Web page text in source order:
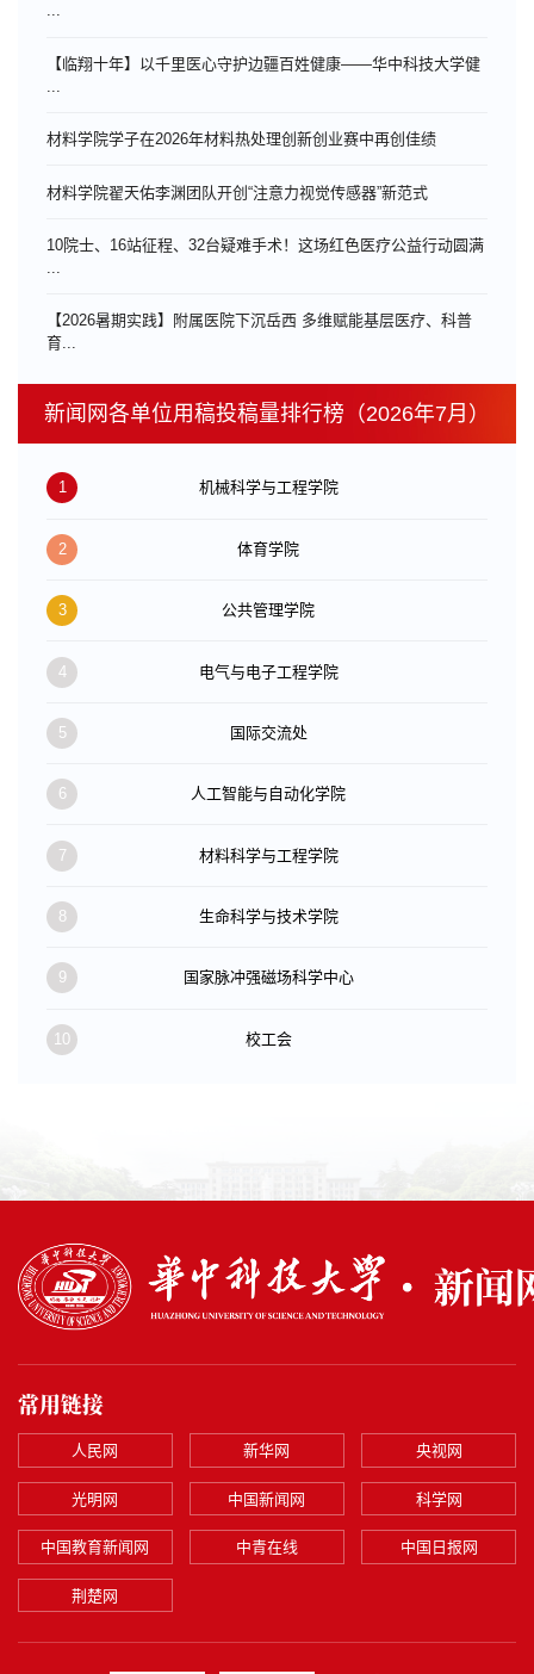
...
【临翔十年】以千里医心守护边疆百姓健康——华中科技大学健
材料学院学子在2026年材料热处理创新创业赛中再创佳绩
材料学院翟天佑李渊团队开创“注意力视觉传感器”新范式
10院士、16站征程、32台疑难手术！这场红色医疗公益行动圆满
【2026暑期实践】附属医院下沉岳西 多维赋能基层医疗、科普
育...
新闻网各单位用稿投稿量排行榜（2026年7月）
1 机械科学与工程学院
2 体育学院
3 公共管理学院
4 电气与电子工程学院
5 国际交流处
6 人工智能与自动化学院
7 材料科学与工程学院
8 生命科学与技术学院
9 国家脉冲强磁场科学中心
10 校工会
常用链接
人民网 新华网 央视网
光明网 中国新闻网 科学网
中国教育新闻网 中青在线 中国日报网
荆楚网